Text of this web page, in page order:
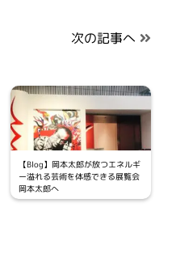
次の記事へ
【Blog】岡本太郎が放つエネルギ
ー溢れる芸術を体感できる展覧会
岡本太郎へ